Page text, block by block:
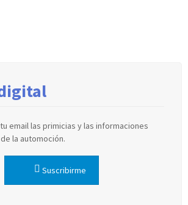
email las primicias y las informaciones
la automoción.
Suscribirme